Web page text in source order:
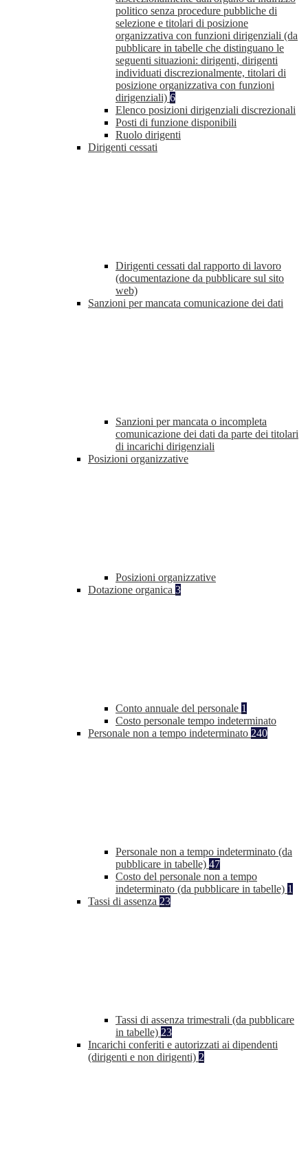
politico senza procedure pubbliche di
selezione e titolari di posizione
organizzativa con funzioni dirigenziali (da
pubblicare in tabelle che distinguano le
seguenti situazioni: dirigenti, dirigenti
individuati discrezionalmente, titolari di
posizione organizzativa con funzioni
dirigenziali) 6
Elenco posizioni dirigenziali discrezionali
Posti di funzione disponibili
Ruolo dirigenti
Dirigenti cessati
Dirigenti cessati dal rapporto di lavoro
(documentazione da pubblicare sul sito
web)
Sanzioni per mancata comunicazione dei dati
Sanzioni per mancata o incompleta
comunicazione dei dati da parte dei titolari
di incarichi dirigenziali
Posizioni organizzative
Posizioni organizzative
Dotazione organica 3
Conto annuale del personale 1
Costo personale tempo indeterminato
Personale non a tempo indeterminato 240
Personale non a tempo indeterminato (da
pubblicare in tabelle) 47
Costo del personale non a tempo
indeterminato (da pubblicare in tabelle) 1
Tassi di assenza 23
Tassi di assenza trimestrali (da pubblicare
in tabelle) 23
Incarichi conferiti e autorizzati ai dipendenti
(dirigenti e non dirigenti) 2